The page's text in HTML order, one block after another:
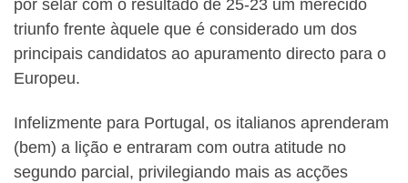
por selar com o resultado de 25-23 um merecido
triunfo frente àquele que é considerado um dos
principais candidatos ao apuramento directo para o
Europeu.
Infelizmente para Portugal, os italianos aprenderam
(bem) a lição e entraram com outra atitude no
segundo parcial, privilegiando mais as acções